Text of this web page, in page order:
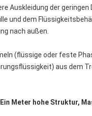
Auskleidung der
und dem
nach außen.
(flüssige oder feste
aus dem
Ein Meter hohe Struktur,